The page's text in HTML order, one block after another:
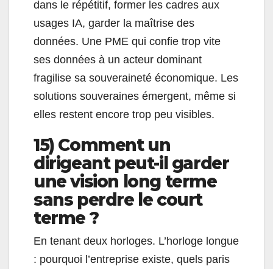
dans le répétitif, former les cadres aux
usages IA, garder la maîtrise des
données. Une PME qui confie trop vite
ses données à un acteur dominant
fragilise sa souveraineté économique. Les
solutions souveraines émergent, même si
elles restent encore trop peu visibles.
15) Comment un
dirigeant peut-il garder
une vision long terme
sans perdre le court
terme ?
En tenant deux horloges. L’horloge longue
: pourquoi l’entreprise existe, quels paris